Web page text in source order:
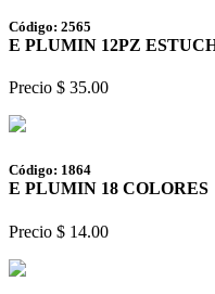
Código: 2565
E PLUMIN 12PZ
Precio $ 35.00
Código: 1864
E PLUMIN 18 COLORES
Precio $ 14.00